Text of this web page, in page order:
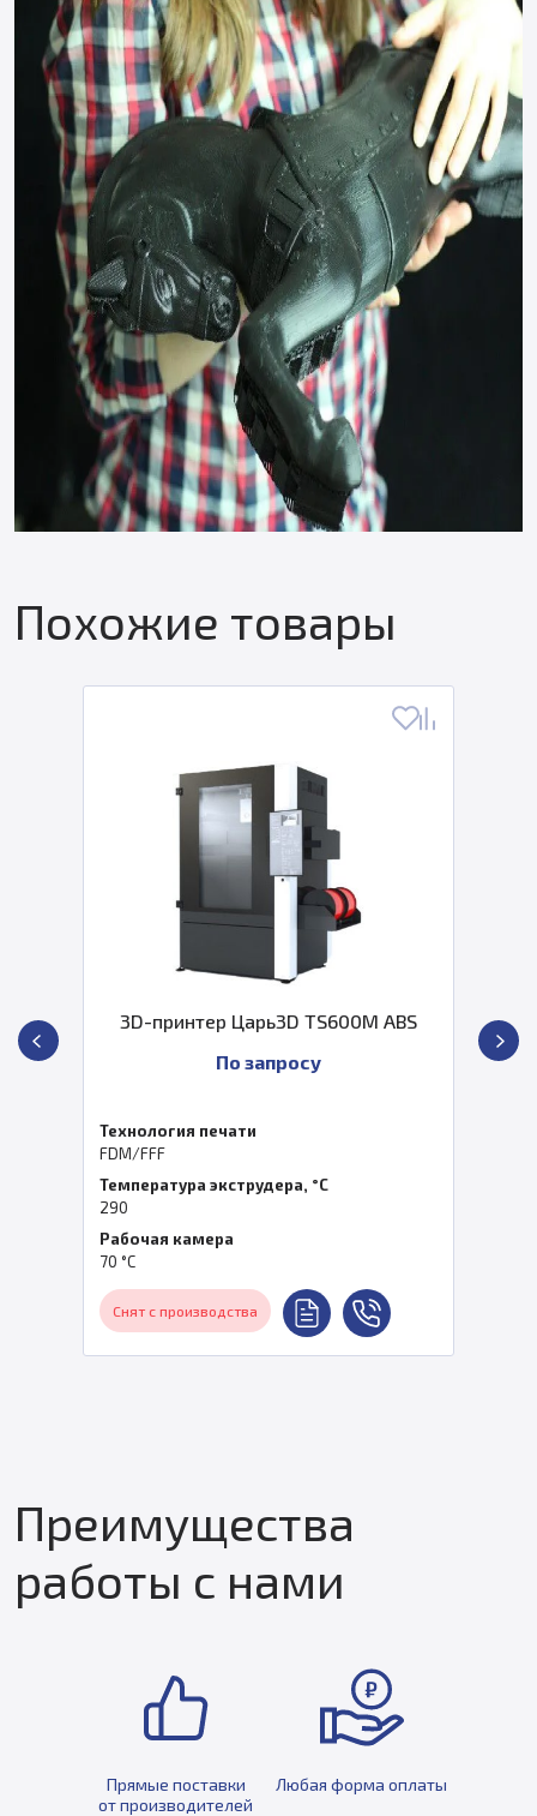
Похожие товары
Царь3D TS600M ABS
По запросу
°C
3D-
Преимущества
работы с нами
Прямые поставки
от производителей
Любая форма оплаты